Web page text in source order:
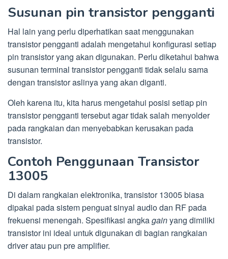
Susunan pin transistor pengganti
Hal lain yang perlu diperhatikan saat menggunakan
transistor pengganti adalah mengetahui konfigurasi setiap
pin transistor yang akan digunakan. Perlu diketahui bahwa
susunan terminal transistor pengganti tidak selalu sama
dengan transistor aslinya yang akan diganti.
Oleh karena itu, kita harus mengetahui posisi setiap pin
transistor pengganti tersebut agar tidak salah menyolder
pada rangkaian dan menyebabkan kerusakan pada
transistor.
Contoh Penggunaan Transistor
13005
Di dalam rangkaian elektronika, transistor 13005 biasa
dipakai pada sistem penguat sinyal audio dan RF pada
frekuensi menengah. Spesifikasi angkagainyang dimiliki
transistor ini ideal untuk digunakan di bagian rangkaian
driver atau pun pre amplifier.